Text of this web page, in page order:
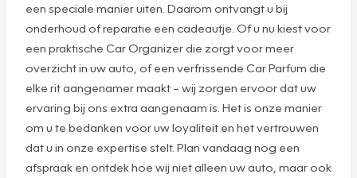
een speciale manier uiten. Daarom ontvangt u bij
onderhoud of reparatie een cadeautje. Of u nu kiest voor
een praktische Car Organizer die zorgt voor meer
overzicht in uw auto, of een verfrissende Car Parfum die
elke rit aangenamer maakt – wij zorgen ervoor dat uw
ervaring bij ons extra aangenaam is. Het is onze manier
om u te bedanken voor uw loyaliteit en het vertrouwen
dat u in onze expertise stelt. Plan vandaag nog een
afspraak en ontdek hoe wij niet alleen uw auto, maar ook